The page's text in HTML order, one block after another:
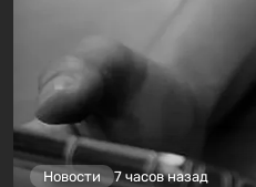
Новости 7 часов назад